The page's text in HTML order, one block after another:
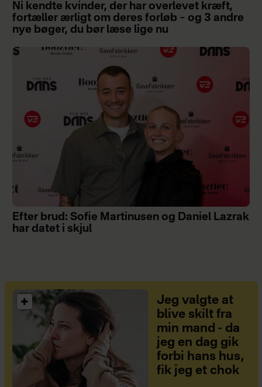
Ni kendte kvinder, der har overlevet kræft,
fortæller ærligt om deres forløb – og 3 andre
nye bøger, du bør læse lige nu
Efter brud: Sofie Martinusen og Daniel Lazrak
har datet i skjul
Jeg valgte at
blive skilt fra
min mand - da
jeg en dag gik
forbi hans hus,
fik jeg et chok